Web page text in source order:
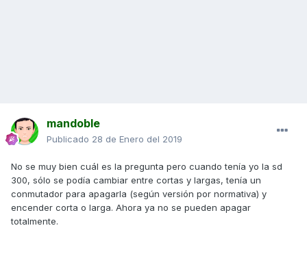
mandoble
Publicado 28 de Enero del 2019
No se muy bien cuál es la pregunta pero cuando tenía yo la sd
300, sólo se podía cambiar entre cortas y largas, tenía un
conmutador para apagarla (según versión por normativa) y
encender corta o larga. Ahora ya no se pueden apagar
totalmente.